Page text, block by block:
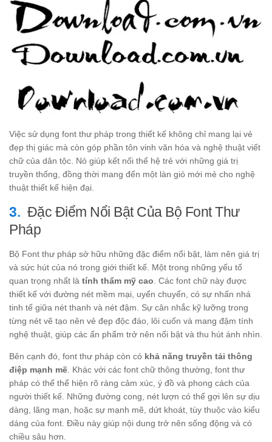
Việc sử dụng font thư pháp trong thiết kế không chỉ mang lại vẻ
đẹp thị giác mà còn góp phần tôn vinh văn hóa và nghệ thuật viết
chữ của dân tộc. Nó giúp kết nối thế hệ trẻ với những giá trị
truyền thống, đồng thời mang đến một làn gió mới mẻ cho nghệ
thuật thiết kế hiện đại.
Đặc Điểm Nổi Bật Của Bộ Font Thư
Pháp
Bộ Font thư pháp sở hữu những đặc điểm nổi bật, làm nên giá trị
và sức hút của nó trong giới thiết kế. Một trong những yếu tố
quan trọng nhất là tính thẩm mỹ cao . Các font chữ này được
thiết kế với đường nét mềm mại, uyển chuyển, có sự nhấn nhá
tinh tế giữa nét thanh và nét đậm. Sự cân nhắc kỹ lưỡng trong
từng nét vẽ tạo nên vẻ đẹp độc đáo, lôi cuốn và mang đậm tính
nghệ thuật, giúp các ấn phẩm trở nên nổi bật và thu hút ánh nhìn.
Bên cạnh đó, font thư pháp còn có khả năng truyền tải thông
điệp mạnh mẽ . Khác với các font chữ thông thường, font thư
pháp có thể thể hiện rõ ràng cảm xúc, ý đồ và phong cách của
người thiết kế. Những đường cong, nét lượn có thể gợi lên sự dịu
dàng, lãng mạn, hoặc sự mạnh mẽ, dứt khoát, tùy thuộc vào kiểu
dáng của font. Điều này giúp nội dung trở nên sống động và có
chiều sâu hơn.